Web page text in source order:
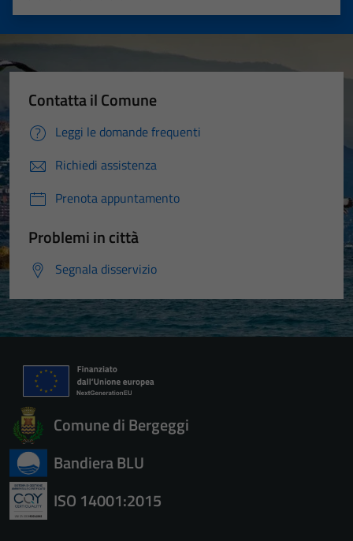
Valuta 5 stelle su 5
Valuta 4 stelle su 5
Valuta 3 stelle su 5
Valuta 2 stelle su 5
Valuta 1 stelle su 5
Contatta il Comune
Leggi le domande frequenti
Richiedi assistenza
Prenota appuntamento
Problemi in città
Segnala disservizio
Comune di Bergeggi
Bandiera BLU
ISO 14001:2015